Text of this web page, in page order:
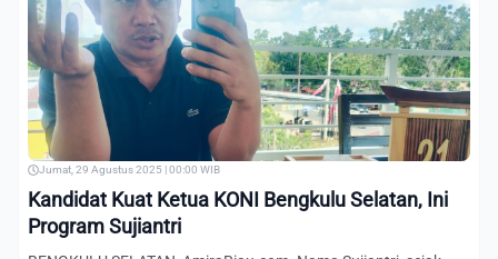
Jumat, 29 Agustus 2025 | 00:00 WIB
Kandidat Kuat Ketua KONI Bengkulu Selatan, Ini
Program Sujiantri